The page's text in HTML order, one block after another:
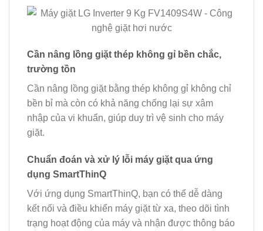
Cần nâng lồng giặt thép không gỉ bền chắc,
trường tồn
Cần nâng lồng giặt bằng thép không gỉ không chỉ
bền bỉ mà còn có khả năng chống lại sự xâm
nhập của vi khuẩn, giúp duy trì vệ sinh cho máy
giặt.
Chuẩn đoán và xử lý lỗi máy giặt qua ứng
dụng SmartThinQ
Với ứng dụng SmartThinQ, bạn có thể dễ dàng
kết nối và điều khiển máy giặt từ xa, theo dõi tình
trạng hoạt động của máy và nhận được thông báo